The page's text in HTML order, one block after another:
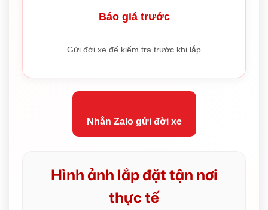
Báo giá trước
Gửi đời xe để kiểm tra trước khi lắp
Nhắn Zalo gửi đời xe
Hình ảnh lắp đặt tận nơi
thực tế